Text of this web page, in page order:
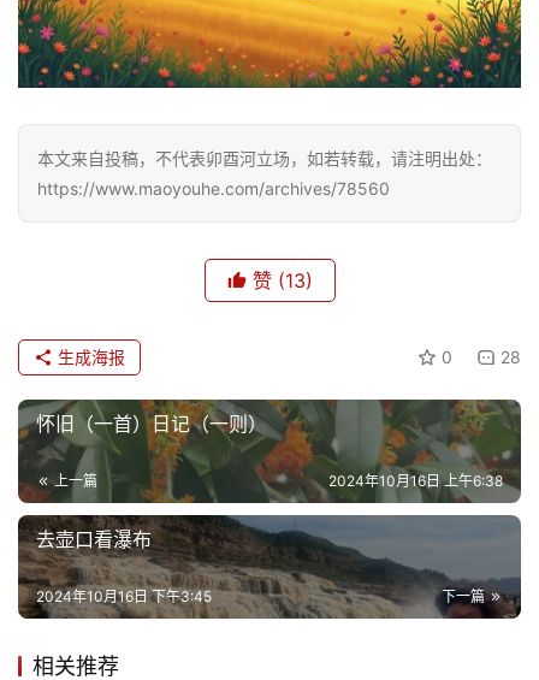
本文来自投稿，不代表卯酉河立场，如若转载，请注明出处：
https://www.maoyouhe.com/archives/78560
赞 (13)
0 28
生成海报
怀旧（一首）日记（一则）
上一篇 2024年10月16日 上午6:38
去壶口看瀑布
下一篇
2024年10月16日 下午3:45
相关推荐